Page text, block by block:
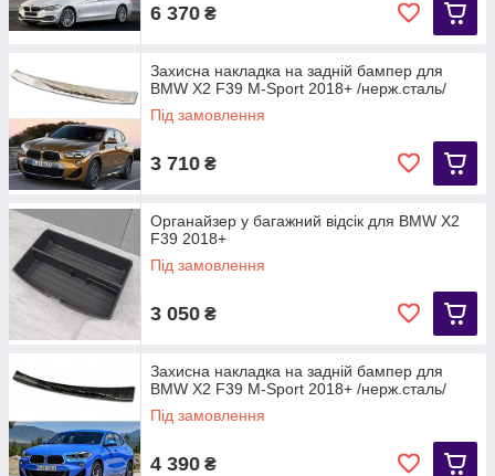
6 370 ₴
Захисна накладка на задній бампер для
BMW X2 F39 M-Sport 2018+ /нерж.сталь/
Під замовлення
3 710 ₴
Органайзер у багажний відсік для BMW X2
F39 2018+
Під замовлення
3 050 ₴
Захисна накладка на задній бампер для
BMW X2 F39 M-Sport 2018+ /нерж.сталь/
Під замовлення
4 390 ₴